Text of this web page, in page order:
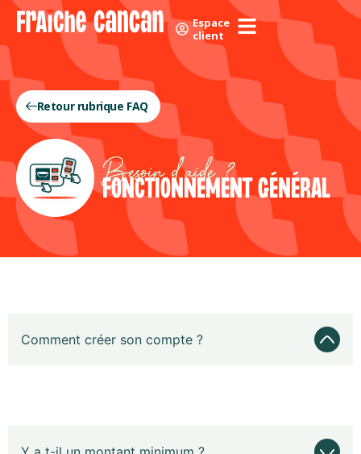
Panneau de gestion des cookies
Skip
content
Espace
client
Retour rubrique FAQ
Besoin d'aide ?
FONCTIONNEMENT GÉNÉRAL
Comment créer son compte ?